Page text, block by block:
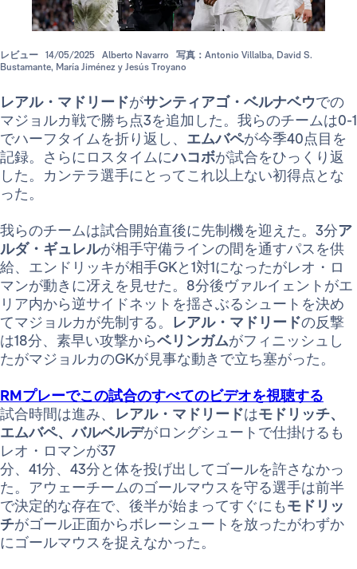
レビュー 14/05/2025 Alberto Navarro
写真：Antonio Villalba, David S.
Bustamante, María Jiménez y Jesús Troyano
レアル・マドリードがサンティアゴ・ベルナベウでの
マジョルカ戦で勝ち点3を追加した。我らのチームは0-1
でハーフタイムを折り返し、 エムバペが今季40点目を
記録。さらにロスタイムにハコボが試合をひっくり返
した。カンテラ選手にとってこれ以上ない初得点とな
った。
我らのチームは試合開始直後に先制機を迎えた。3分ア
ルダ・ギュレルが相手守備ラインの間を通すパスを供
給、エンドリッキが相手GKと1対1になったがレオ・ロ
マンが動きに冴えを見せた。8分後ヴァルイェントがエ
リア内から逆サイドネットを揺さぶるシュートを決め
てマジョルカが先制する。 レアル・マドリードの反撃
は18分、素早い攻撃からベリンガムがフィニッシュし
たがマジョルカのGKが見事な動きで立ち塞がった。
RMプレーでこの試合のすべてのビデオを視聴する
試合時間は進み、 レアル・マドリードはモドリッチ、
エムバペ、バルベルデがロングシュートで仕掛けるも
レオ・ロマンが37
分、41分、43分と体を投げ出してゴールを許さなかっ
た。アウェーチームのゴールマウスを守る選手は前半
で決定的な存在で、後半が始まってすぐにもモドリッ
チがゴール正面からボレーシュートを放ったがわずか
にゴールマウスを捉えなかった。